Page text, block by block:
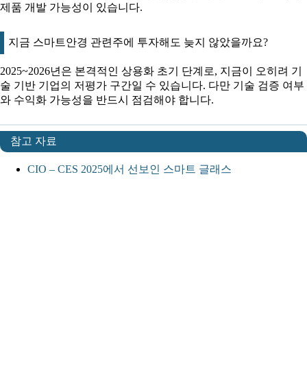
제품 개발 가능성이 있습니다.
지금 스마트안경 관련주에 투자해도 늦지 않았을까요?
2025~2026년은 본격적인 상용화 초기 단계로, 지금이 오히려 기
술 기반 기업의 저평가 구간일 수 있습니다. 다만 기술 검증 여부
와 수익화 가능성을 반드시 점검해야 합니다.
참고 자료
CIO – CES 2025에서 선보인 스마트 글래스